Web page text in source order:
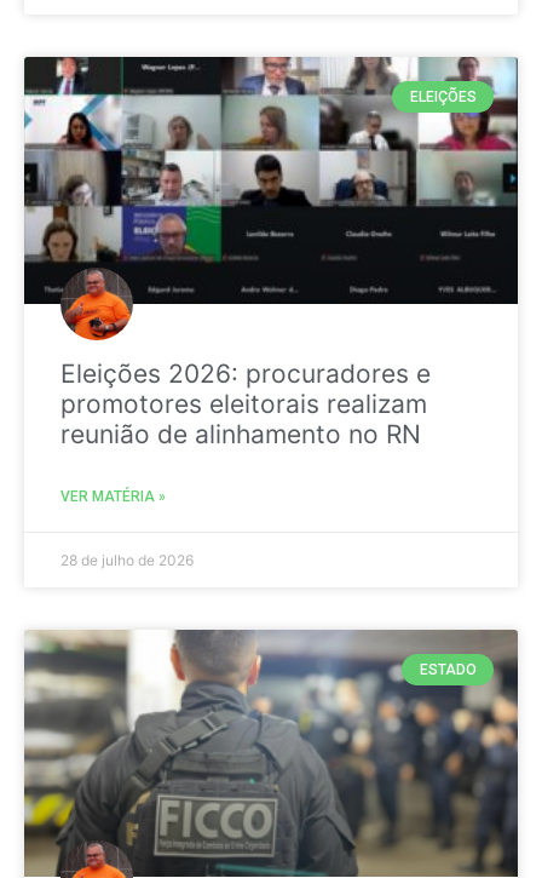
ELEIÇÕES
Eleições 2026: procuradores e
promotores eleitorais realizam
reunião de alinhamento no RN
VER MATÉRIA »
28 de julho de 2026
ESTADO